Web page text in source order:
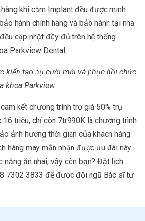
hàng khi cắm Implant đều được minh
hành chính hãng và bảo hành tại nha
cập nhật đầy đủ trên hệ thống
Parkview Dental.
kiến tạo nụ cười mới và phục hồi chức
khoa Parkview
kết chương trình trợ giá 50% trụ
16 triệu, chỉ còn 7tr990K là chương trình
ảnh hưởng thời gian của khách hàng.
hàng may mắn nhận được ưu đãi này
ăn nhai, vậy còn bạn? Đặt lịch
7302 3833 để được đội ngũ Bác sĩ tư